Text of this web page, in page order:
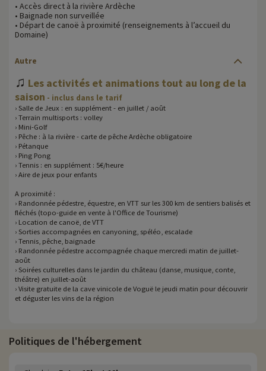
• Accès direct à la rivière Ardèche
• Baignade non surveillée
• Départ de canoë à proximité (renseignements à l’accueil du
Domaine)
Autre
♫ Les activités et animations tout au long de la
saison - inclus dans le tarif
› Salle de Jeux : en supplément - en juillet / août
› Terrain multisports : volley
› Mini-Golf
› Pêche : à la rivière - carte de pêche Ardèche obligatoire
› Pétanque
› Ping Pong
› Tennis : en supplément : 5€/heure
› Aire de jeux pour enfants
A proximité :
› Randonnée pédestre, équestre, en VTT sur les 300 km de sentiers balisés et
fléchés (topo-guide en vente à l'Office de Tourisme)
› Location de canoë, de VTT
› Sorties accompagnées en canyoning, spéléo, escalade
› Tennis, pêche, baignade
› Randonnée pédestre accompagnée chaque mercredi matin de juillet-
août
› Soirées culturelles dans le jardin du château (danse, musique, conte,
théâtre) en juillet-août
› Visite gratuite de la cave vinicole de Voguë le jeudi matin pour découvrir
et déguster les vins de la région
Politiques de l'hébergement